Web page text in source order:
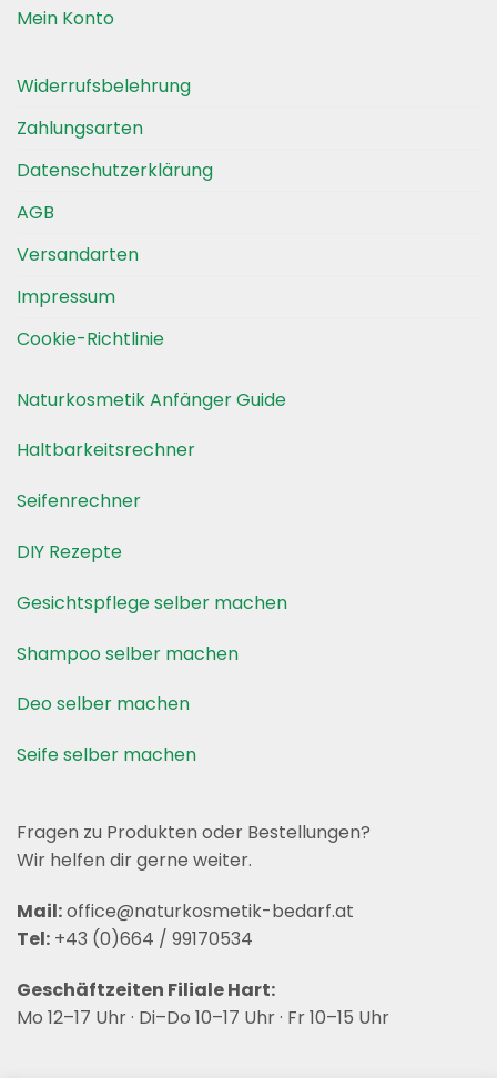
Mein Konto
Widerrufsbelehrung
Zahlungsarten
Datenschutzerklärung
AGB
Versandarten
Impressum
Cookie-Richtlinie
Naturkosmetik Anfänger Guide
Haltbarkeitsrechner
Seifenrechner
DIY Rezepte
Gesichtspflege selber machen
Shampoo selber machen
Deo selber machen
Seife selber machen
Fragen zu Produkten oder Bestellungen?
Wir helfen dir gerne weiter.
Mail:office@naturkosmetik-bedarf.at
Tel: +43 (0)664 / 99170534
Geschäftzeiten Filiale Hart:
Mo 12–17 Uhr · Di–Do 10–17 Uhr · Fr 10–15 Uhr